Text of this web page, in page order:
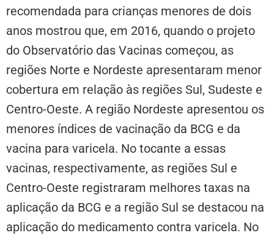
recomendada para crianças menores de dois
anos mostrou que, em 2016, quando o projeto
do Observatório das Vacinas começou, as
regiões Norte e Nordeste apresentaram menor
cobertura em relação às regiões Sul, Sudeste e
Centro-Oeste. A região Nordeste apresentou os
menores índices de vacinação da BCG e da
vacina para varicela. No tocante a essas
vacinas, respectivamente, as regiões Sul e
Centro-Oeste registraram melhores taxas na
aplicação da BCG e a região Sul se destacou na
aplicação do medicamento contra varicela. No